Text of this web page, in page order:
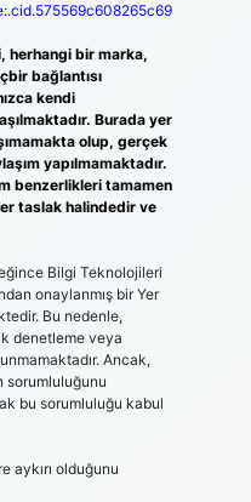
herhangi bir marka,
bağlantısı
kendi
Burada yer
olup, gerçek
yapılmamaktadır.
benzerlikleri tamamen
taslak halindedir ve
Bilgi Teknolojileri
onaylanmış bir Yer
Bu nedenle,
denetleme veya
Ancak,
sorumluluğunu
bu sorumluluğu kabul
aykırı olduğunu